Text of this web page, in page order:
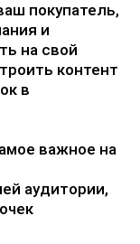
покупатель,
и
на свой
контент
в
важное на
аудитории,